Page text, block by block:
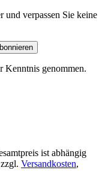
und verpassen Sie keine
Kenntnis genommen.
ist abhängig
Versandkosten,